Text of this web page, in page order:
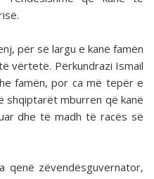
për së largu e kanë famën
vërtetë. Përkundrazi Ismail
famën, por ca më tepër e
shqiptarët mburren që kanë
dhe të madh të racës së
qenë zëvendësguvernator,